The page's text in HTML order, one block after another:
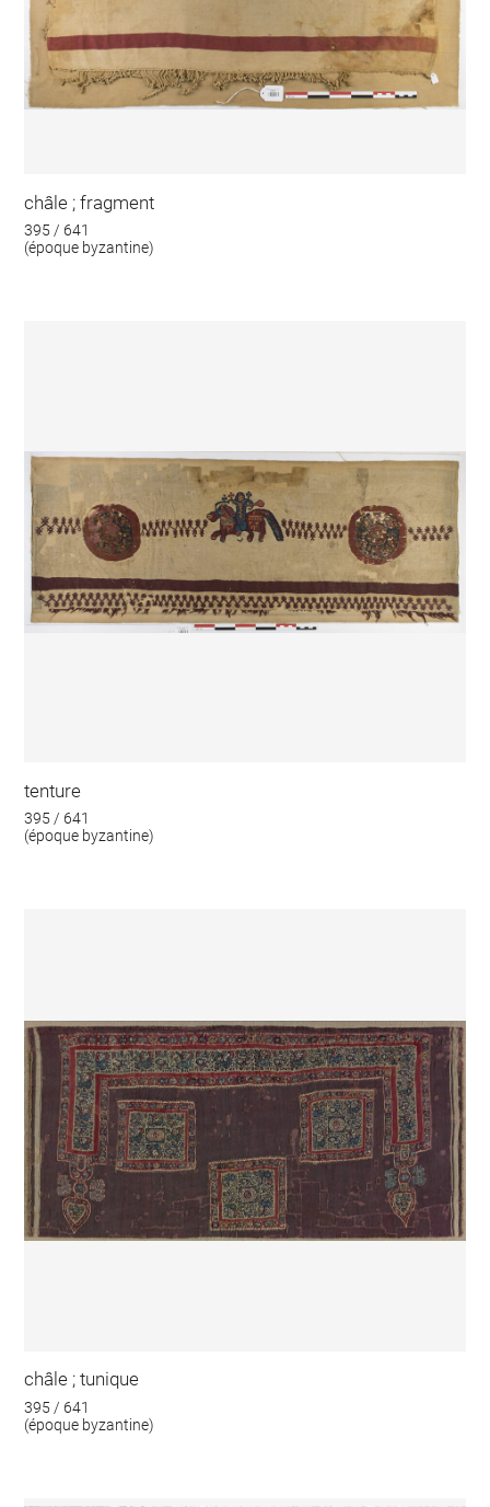
châle ; fragment
395 / 641
(époque byzantine)
tenture
395 / 641
(époque byzantine)
châle ; tunique
395 / 641
(époque byzantine)